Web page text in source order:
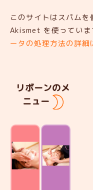
このサイトはスパムを
Akismet を使っていま
ータの処理方法の詳
リボーンのメ
ニュー